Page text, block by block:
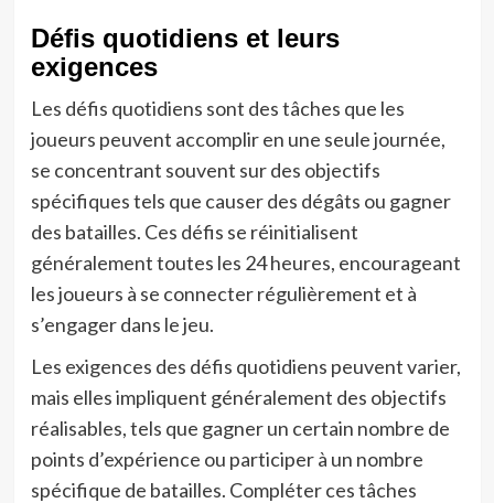
Défis quotidiens et leurs
exigences
Les défis quotidiens sont des tâches que les
joueurs peuvent accomplir en une seule journée,
se concentrant souvent sur des objectifs
spécifiques tels que causer des dégâts ou gagner
des batailles. Ces défis se réinitialisent
généralement toutes les 24 heures, encourageant
les joueurs à se connecter régulièrement et à
s’engager dans le jeu.
Les exigences des défis quotidiens peuvent varier,
mais elles impliquent généralement des objectifs
réalisables, tels que gagner un certain nombre de
points d’expérience ou participer à un nombre
spécifique de batailles. Compléter ces tâches